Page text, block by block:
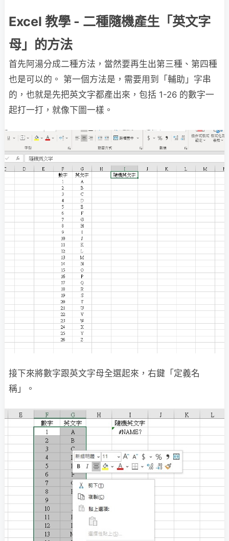
Excel 教學 - 二種隨機產生「英文字
母」的方法
首先阿湯分成二種方法，當然要再生出第三種、第四種
也是可以的。 第一個方法是，需要用到「輔助」字串
的，也就是先把英文字都產出來，包括 1-26 的數字一
起打一打，就像下圖一樣。
接下來將數字跟英文字母全選起來，右鍵「定義名
稱」。